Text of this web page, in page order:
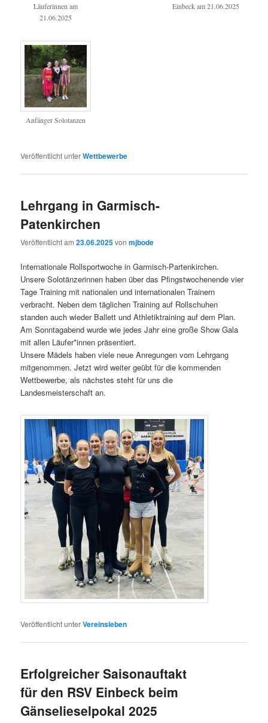
Läuferinnen am
21.06.2025
Einbeck am 21.06.2025
Anfänger Solotanzen
Veröffentlicht unterWettbewerbe
Lehrgang in Garmisch-
Patenkirchen
Veröffentlicht am23.06.2025vonmjbode
Internationale Rollsportwoche in Garmisch-Partenkirchen.
Unsere Solotänzerinnen haben über das Pfingstwochenende vier
Tage Training mit nationalen und internationalen Trainern
verbracht. Neben dem täglichen Training auf Rollschuhen
standen auch wieder Ballett und Athletiktraining auf dem Plan.
Am Sonntagabend wurde wie jedes Jahr eine große Show Gala
mit allen Läufer*innen präsentiert.
Unsere Mädels haben viele neue Anregungen vom Lehrgang
mitgenommen. Jetzt wird weiter geübt für die kommenden
Wettbewerbe, als nächstes steht für uns die
Landesmeisterschaft an.
Veröffentlicht unterVereinsleben
Erfolgreicher Saisonauftakt
für den RSV Einbeck beim
Gänselieselpokal 2025